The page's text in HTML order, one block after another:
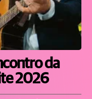
da
2026